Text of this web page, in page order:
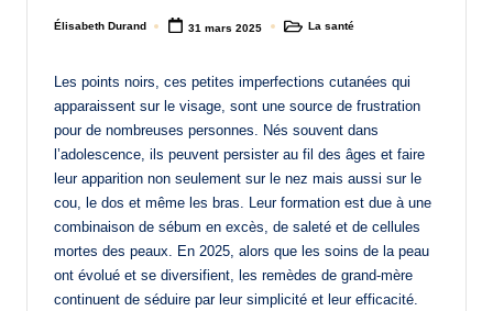
Posted
Élisabeth Durand 31 mars 2025
PostedLa santé
Les points noirs, ces petites imperfections cutanées qui
apparaissent sur le visage, sont une source de frustration
pour de nombreuses personnes. Nés souvent dans
l’adolescence, ils peuvent persister au fil des âges et faire
leur apparition non seulement sur le nez mais aussi sur le
cou, le dos et même les bras. Leur formation est due à une
combinaison de sébum en excès, de saleté et de cellules
mortes des peaux. En 2025, alors que les soins de la peau
ont évolué et se diversifient, les remèdes de grand-mère
continuent de séduire par leur simplicité et leur efficacité.